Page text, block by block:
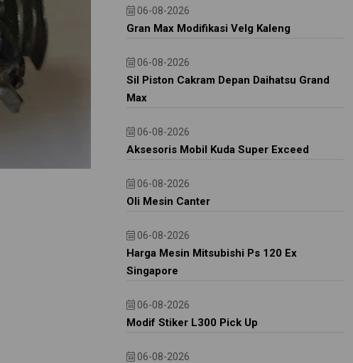
06-08-2026
Gran Max Modifikasi Velg Kaleng
06-08-2026
Sil Piston Cakram Depan Daihatsu Grand
Max
06-08-2026
Aksesoris Mobil Kuda Super Exceed
06-08-2026
Oli Mesin Canter
06-08-2026
Harga Mesin Mitsubishi Ps 120 Ex
Singapore
06-08-2026
Modif Stiker L300 Pick Up
06-08-2026